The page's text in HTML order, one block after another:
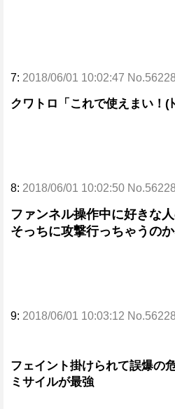
7: 2018/06/01 10:02:47
クワトロ「これで使えまい！(ﾄ
8: 2018/06/01 10:02:50
ファンネル操作中に好きな
そっちに攻撃行っちゃうの
9: 2018/06/01 10:03:12
フェイント掛けられて誤爆の
ミサイルが最強